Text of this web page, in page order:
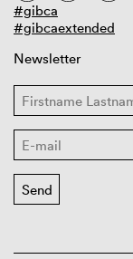
#gibca
#gibcaextended
Newsletter